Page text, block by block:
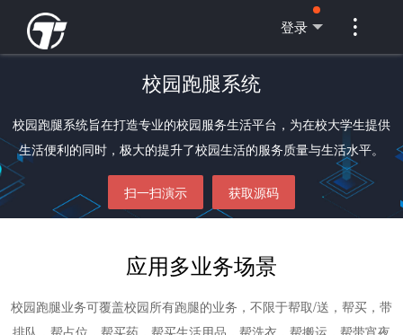
登录 
校园跑腿系统
校园跑腿系统旨在打造专业的校园服务生活平台，为在校大学生提供
生活便利的同时，极大的提升了校园生活的服务质量与生活水平。
扫一扫演示 获取源码
应用多业务场景
校园跑腿业务可覆盖校园所有跑腿的业务，不限于帮取/送，帮买，带
排队，帮占位，帮买药，帮买生活用品，帮洗衣，帮搬运，帮带宵夜